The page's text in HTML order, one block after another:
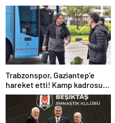
Trabzonspor, Gaziantep’e
hareket etti! Kamp kadrosu
açıklandı…